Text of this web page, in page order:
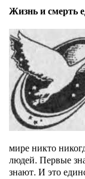
Жизнь и смерть
мире никто
людей. Первые
знают. И это